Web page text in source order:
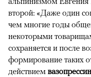
второй: «Даже один
чем многие годы
некоторыми
сохраняется и после
формирование таких
действием